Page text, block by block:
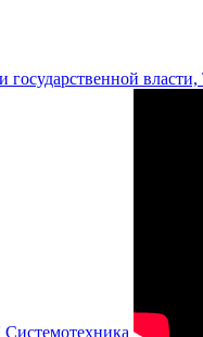
государственной